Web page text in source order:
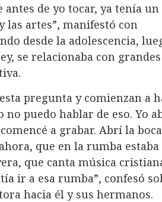
de yo tocar, ya tenía
las artes”, manifestó con
desde la adolescencia,
se relacionaba con
pregunta y comienzan a
puedo hablar de eso. Yo
a grabar. Abrí la
que en la rumba
que canta música
ir a esa rumba”, confesó
hacia él y sus hermanos.